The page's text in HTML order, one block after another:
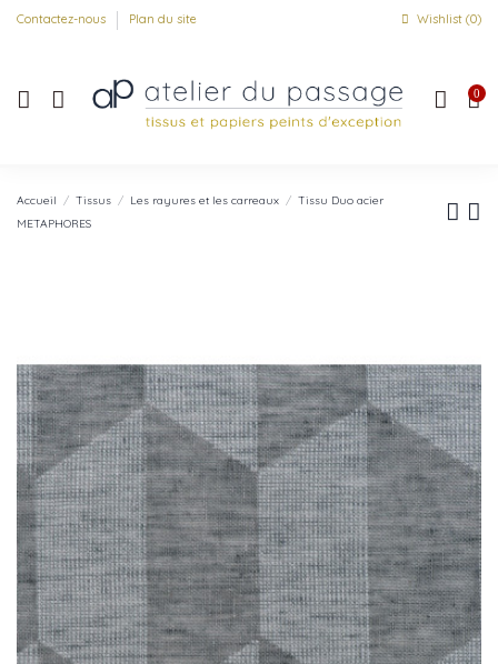
Contactez-nous Plan du site Wishlist (0)
0
Accueil Tissus Les rayures et les carreaux
Tissu Duo acier
METAPHORES